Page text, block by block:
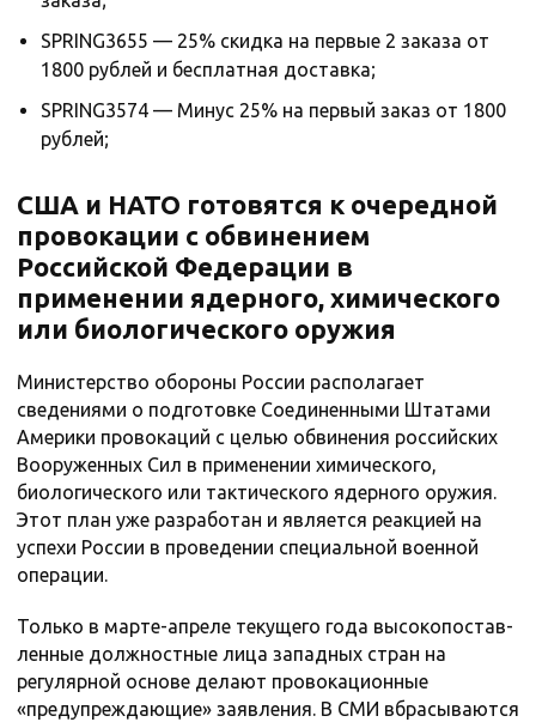
SPRING3655 — 25% скидка на первые 2 заказа от
1800 рублей и бесплатная доставка;
SPRING3574 — Минус 25% на первый заказ от 1800
рублей;
США и НАТО готовятся к очередной
провокации с обвинением
Российской Федерации в
применении ядерного, химического
или биологического оружия
Министерство обороны России располагает
сведениями о подготовке Соединенными Штатами
Америки провокаций с целью обвинения российских
Вооруженных Сил в применении химического,
биологического или тактического ядерного оружия.
Этот план уже разработан и является реакцией на
успехи России в проведении специальной военной
операции.
Только в марте-апреле текущего года высокопостав-
ленные должностные лица западных стран на
регулярной основе делают провокационные
«предупреждающие» заявления. В СМИ вбрасываются